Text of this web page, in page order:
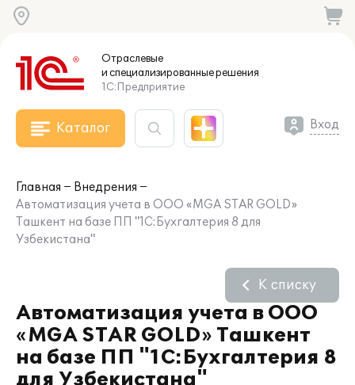
Отраслевые
и специализированныерешения
1С:Предприятие
Каталог Вход
Главная
Внедрения
Автоматизация учета в ООО «MGA STAR GOLD»
Ташкент на базе ПП "1С:Бухгалтерия 8 для
Узбекистана"
Автоматизация учета в ООО
«MGA STAR GOLD» Ташкент
на базе ПП "1С:Бухгалтерия 8
для Узбекистана"
К списку